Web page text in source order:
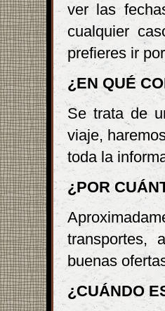
ver las
cualquier
prefieres ir
¿EN QUÉ
Se trata de
viaje,
toda la
¿POR
transportes,
buenas
¿CUÁNDO